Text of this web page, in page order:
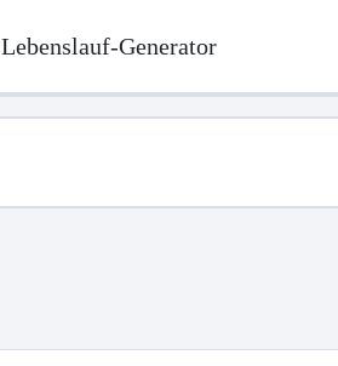
Lebenslauf-Generator